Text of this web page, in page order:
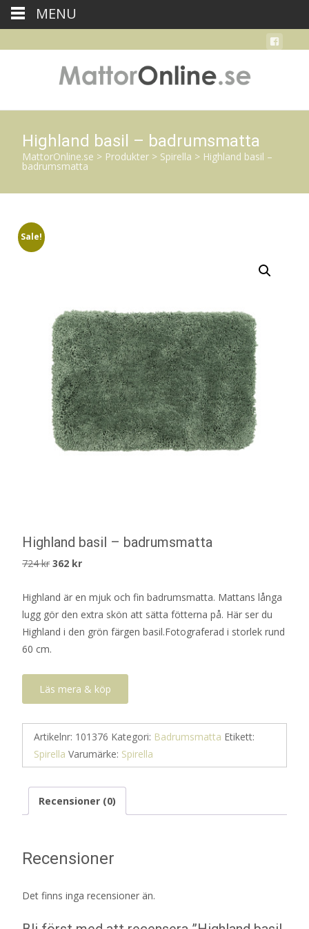
Highland basil – badrumsmatta
MattorOnline.se > Produkter > Spirella > Highland basil –
badrumsmatta
Sale!
Highland basil – badrumsmatta
724kr Det
priset
var:
724 kr.
362 krDet
priset
är:
362 kr.
Highland är en mjuk och fin badrumsmatta. Mattans långa
lugg gör den extra skön att sätta fötterna på. Här ser du
Highland i den grön färgen basil.Fotograferad i storlek rund
60 cm.
Läs mera & köp
Artikelnr: 101376 Kategori: Badrumsmatta Etikett:
Spirella Varumärke: Spirella
Recensioner (0)
Recensioner
Det finns inga recensioner än.
MENU